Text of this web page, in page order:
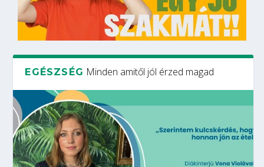
EGÉSZSÉG Minden amitől jól érzed magad